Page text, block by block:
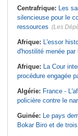
Centrafrique: Les
silencieuse pour le
ressources (Les
Afrique: L'essor
d'hostilité menée par
Afrique: La Cour
procédure engagée
Algérie: France -
policière contre le
Guinée: Le pays
Bokar Biro et de